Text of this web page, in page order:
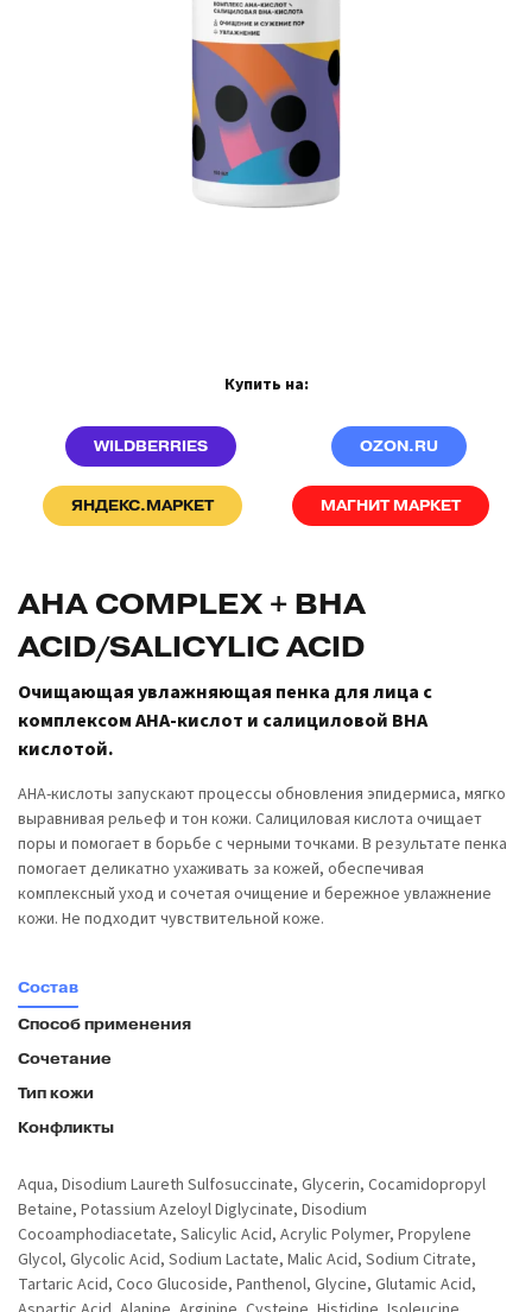
Купить на:
WILDBERRIES OZON.RU
ЯНДЕКС.МАРКЕТ МАГНИТ МАРКЕТ
AHA COMPLEX + BHA
ACID/SALICYLIC ACID
Очищающая увлажняющая пенка для лица с
комплексом AHA-кислот и салициловой BHA
кислотой.
АНА-кислоты запускают процессы обновления эпидермиса, мягко
выравнивая рельеф и тон кожи. Салициловая кислота очищает
поры и помогает в борьбе с черными точками. В результате пенка
помогает деликатно ухаживать за кожей, обеспечивая
комплексный уход и сочетая очищение и бережное увлажнение
кожи. Не подходит чувствительной коже.
Состав
Способ применения
Сочетание
Тип кожи
Конфликты
Aqua, Disodium Laureth Sulfosuccinate, Glycerin, Cocamidopropyl
Betaine, Potassium Azeloyl Diglycinate, Disodium
Cocoamphodiacetate, Salicylic Acid, Acrylic Polymer, Propylene
Glycol, Glycolic Acid, Sodium Lactate, Malic Acid, Sodium Citrate,
Tartaric Acid, Coco Glucoside, Panthenol, Glycine, Glutamic Acid,